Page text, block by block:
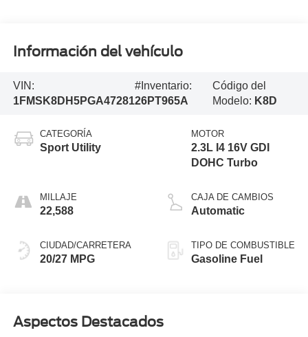
Información del vehículo
VIN:
1FMSK8DH5PGA47281
#Inventario:
26PT965A
Código del
Modelo: K8D
CATEGORÍA
Sport Utility
MILLAJE
22,588
CIUDAD/CARRETERA
20/27 MPG
MOTOR
2.3L I4 16V GDI
DOHC Turbo
CAJA DE CAMBIOS
Automatic
TIPO DE COMBUSTIBLE
Gasoline Fuel
Aspectos Destacados